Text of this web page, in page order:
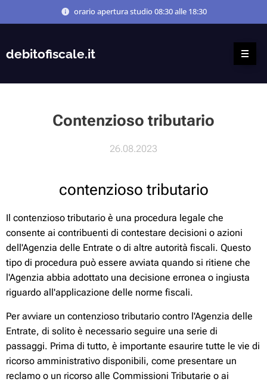
orario apertura studio 08:30 alle 18:30
debitofiscale.it
Contenzioso tributario
26.08.2023
contenzioso tributario
Il contenzioso tributario è una procedura legale che
consente ai contribuenti di contestare decisioni o azioni
dell'Agenzia delle Entrate o di altre autorità fiscali. Questo
tipo di procedura può essere avviata quando si ritiene che
l'Agenzia abbia adottato una decisione erronea o ingiusta
riguardo all'applicazione delle norme fiscali.
Per avviare un contenzioso tributario contro l'Agenzia delle
Entrate, di solito è necessario seguire una serie di
passaggi. Prima di tutto, è importante esaurire tutte le vie di
ricorso amministrativo disponibili, come presentare un
reclamo o un ricorso alle Commissioni Tributarie o ai